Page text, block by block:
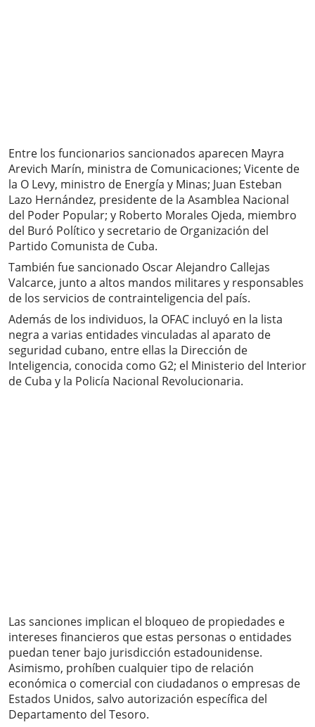
Entre los funcionarios sancionados aparecen Mayra
Arevich Marín, ministra de Comunicaciones; Vicente de
la O Levy, ministro de Energía y Minas; Juan Esteban
Lazo Hernández, presidente de la Asamblea Nacional
del Poder Popular; y Roberto Morales Ojeda, miembro
del Buró Político y secretario de Organización del
Partido Comunista de Cuba.
También fue sancionado Oscar Alejandro Callejas
Valcarce, junto a altos mandos militares y responsables
de los servicios de contrainteligencia del país.
Además de los individuos, la OFAC incluyó en la lista
negra a varias entidades vinculadas al aparato de
seguridad cubano, entre ellas la Dirección de
Inteligencia, conocida como G2; el Ministerio del Interior
de Cuba y la Policía Nacional Revolucionaria.
Las sanciones implican el bloqueo de propiedades e
intereses financieros que estas personas o entidades
puedan tener bajo jurisdicción estadounidense.
Asimismo, prohíben cualquier tipo de relación
económica o comercial con ciudadanos o empresas de
Estados Unidos, salvo autorización específica del
Departamento del Tesoro.